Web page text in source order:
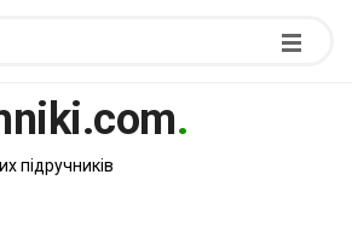
.
підручників